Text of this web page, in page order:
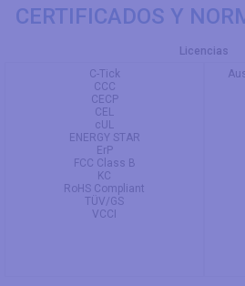
CERTIFICADOS Y
Licencias
C-Tick
CCC
CECP
CEL
cUL
ENERGY STAR
ErP
FCC Class B
KC
RoHS Compliant
TÜV/GS
VCCI